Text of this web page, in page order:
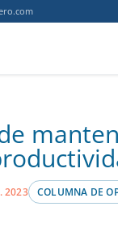
2023 COLUMNA DE